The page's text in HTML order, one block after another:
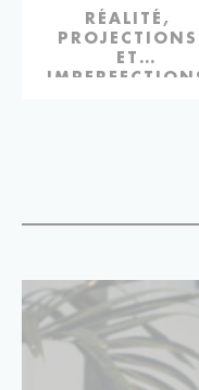
RÉALITÉ,
PROJECTIONS
ET